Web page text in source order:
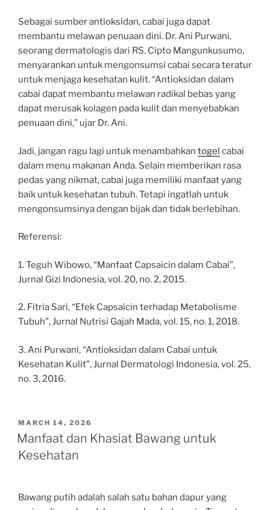
Sebagai sumber antioksidan, cabai juga dapat
membantu melawan penuaan dini. Dr. Ani Purwani,
seorang dermatologis dari RS. Cipto Mangunkusumo,
menyarankan untuk mengonsumsi cabai secara teratur
untuk menjaga kesehatan kulit. “Antioksidan dalam
cabai dapat membantu melawan radikal bebas yang
dapat merusak kolagen pada kulit dan menyebabkan
penuaan dini,” ujar Dr. Ani.
Jadi, jangan ragu lagi untuk menambahkan togel cabai
dalam menu makanan Anda. Selain memberikan rasa
pedas yang nikmat, cabai juga memiliki manfaat yang
baik untuk kesehatan tubuh. Tetapi ingatlah untuk
mengonsumsinya dengan bijak dan tidak berlebihan.
Referensi:
1. Teguh Wibowo, “Manfaat Capsaicin dalam Cabai”,
Jurnal Gizi Indonesia, vol. 20, no. 2, 2015.
2. Fitria Sari, “Efek Capsaicin terhadap Metabolisme
Tubuh”, Jurnal Nutrisi Gajah Mada, vol. 15, no. 1, 2018.
3. Ani Purwani, “Antioksidan dalam Cabai untuk
Kesehatan Kulit”, Jurnal Dermatologi Indonesia, vol. 25,
no. 3, 2016.
POSTED
ON
MARCH 14, 2026
Manfaat dan Khasiat Bawang untuk
Kesehatan
Bawang putih adalah salah satu bahan dapur yang